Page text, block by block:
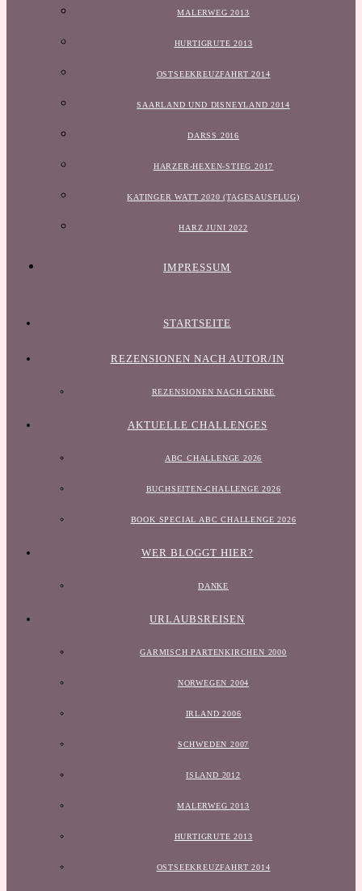
MALERWEG 2013
HURTIGRUTE 2013
OSTSEEKREUZFAHRT 2014
SAARLAND UND DISNEYLAND 2014
DARSS 2016
HARZER-HEXEN-STIEG 2017
KATINGER WATT 2020 (TAGESAUSFLUG)
HARZ JUNI 2022
IMPRESSUM
STARTSEITE
REZENSIONEN NACH AUTOR/IN
REZENSIONEN NACH GENRE
AKTUELLE CHALLENGES
ABC CHALLENGE 2026
BUCHSEITEN-CHALLENGE 2026
BOOK SPECIAL ABC CHALLENGE 2026
WER BLOGGT HIER?
DANKE
URLAUBSREISEN
GARMISCH PARTENKIRCHEN 2000
NORWEGEN 2004
IRLAND 2006
SCHWEDEN 2007
ISLAND 2012
MALERWEG 2013
HURTIGRUTE 2013
OSTSEEKREUZFAHRT 2014